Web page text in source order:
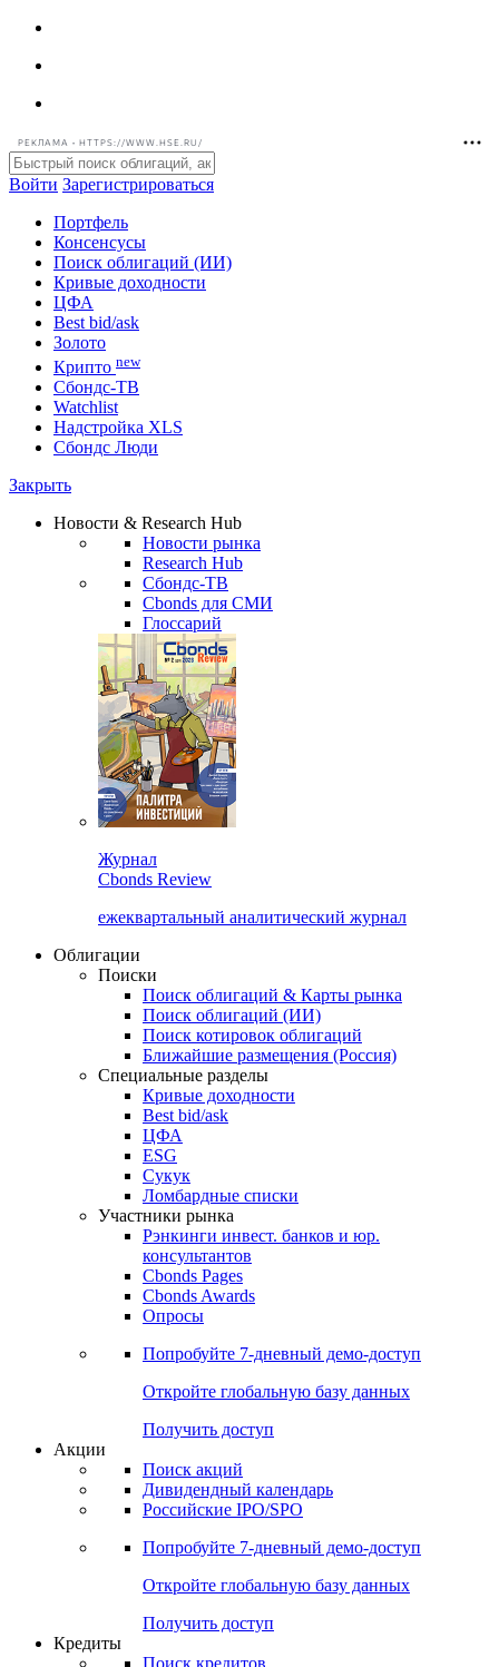
РЕКЛАМА • HTTPS://WWW.HSE.RU/
Войти Зарегистрироваться
Портфель
Консенсусы
Поиск облигаций (ИИ)
Кривые доходности
ЦФА
Best bid/ask
Золото
Крипто new
Watchlist
Сбондс Люди
Новости & Research Hub
Новости рынка
Research Hub
Сбондс-ТВ
Cbonds для СМИ
Глоссарий
Cbonds Review
ежеквартальный аналитический журнал
Облигации
Поиски
Поиск облигаций & Карты рынка
Поиск облигаций (ИИ)
Поиск котировок облигаций
Ближайшие размещения (Россия)
Специальные разделы
Кривые доходности
Best bid/ask
ЦФА
ESG
Сукук
Ломбардные списки
Участники рынка
Рэнкинги инвест. банков и юр.
Cbonds Pages
Опросы
Попробуйте7-дневный
Откройте глобальную базу данных
Получить доступ
Поиск акций
Российские IPO/SPO
Попробуйте7-дневный
Откройте глобальную базу данных